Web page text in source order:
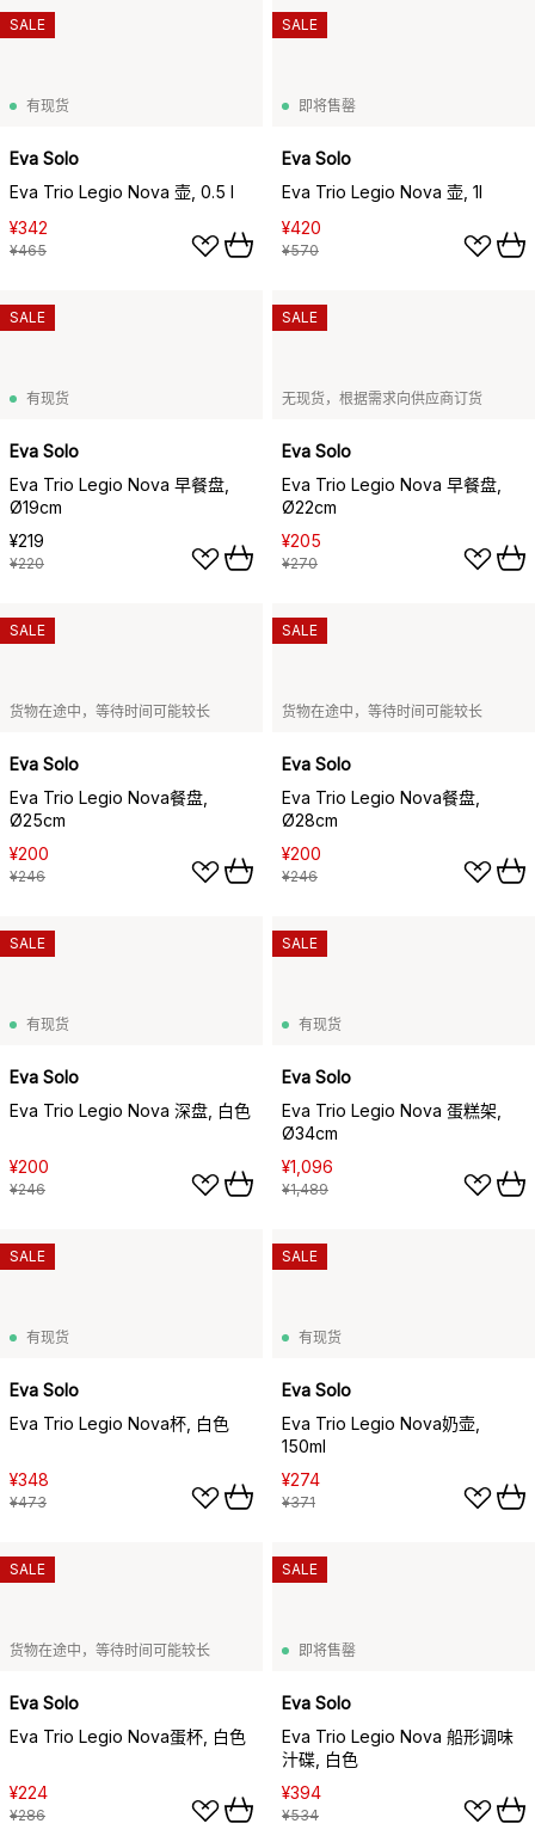
有现货
Eva Solo
Eva Trio Legio Nova 壶, 0.5 l
¥342
¥465
SALE
即将售罄
Eva Solo
Eva Trio Legio Nova 壶, 1l
¥420
¥570
SALE
有现货
Eva Solo
Eva Trio Legio Nova 早餐盘,
Ø19cm
¥219
¥220
SALE
无现货，根据需求向供应商订货
Eva Solo
Eva Trio Legio Nova 早餐盘,
Ø22cm
¥205
¥270
SALE
货物在途中，等待时间可能较长
Eva Solo
Eva Trio Legio Nova餐盘,
Ø25cm
¥200
¥246
SALE
货物在途中，等待时间可能较长
Eva Solo
Eva Trio Legio Nova餐盘,
Ø28cm
¥200
¥246
SALE
有现货
Eva Solo
Eva Trio Legio Nova 深盘, 白色
¥200
¥246
SALE
有现货
Eva Solo
Eva Trio Legio Nova 蛋糕架,
Ø34cm
¥1,096
¥1,489
SALE
有现货
Eva Solo
Eva Trio Legio Nova杯, 白色
¥348
¥473
SALE
有现货
Eva Solo
Eva Trio Legio Nova奶壶,
150ml
¥274
¥371
SALE
货物在途中，等待时间可能较长
Eva Solo
Eva Trio Legio Nova蛋杯, 白色
¥224
¥286
SALE
即将售罄
Eva Solo
Eva Trio Legio Nova 船形调味
汁碟, 白色
¥394
¥534
SALE